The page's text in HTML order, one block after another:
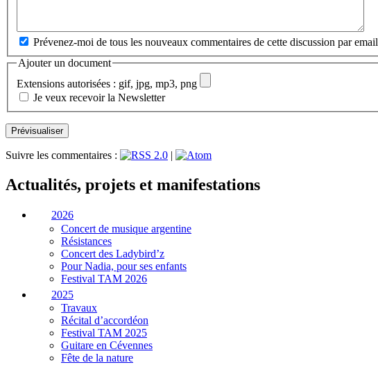
Prévenez-moi de tous les nouveaux commentaires de cette discussion par email
Ajouter un document
Extensions autorisées : gif, jpg, mp3, png
Je veux recevoir la Newsletter
Suivre les commentaires : |
Actualités, projets et manifestations
2026
Concert de musique argentine
Résistances
Concert des Ladybird’z
Pour Nadia, pour ses enfants
Festival TAM 2026
2025
Travaux
Récital d’accordéon
Festival TAM 2025
Guitare en Cévennes
Fête de la nature